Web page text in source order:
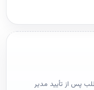
پس از تأیید مدیر